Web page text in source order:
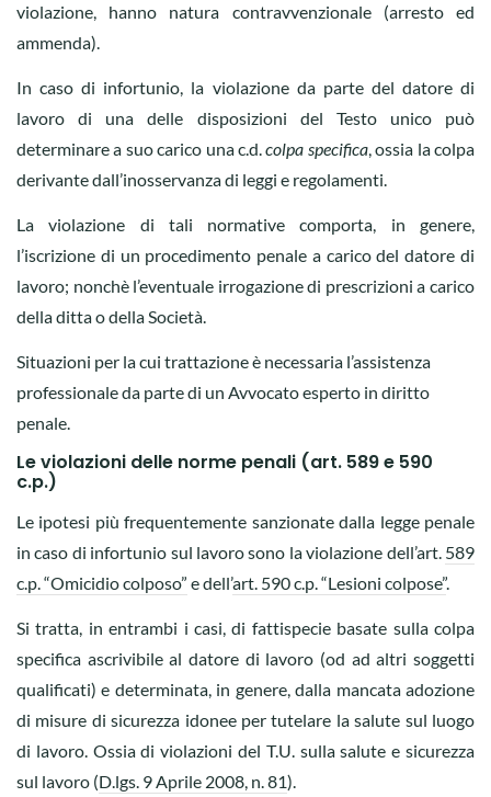
violazione, hanno natura contravvenzionale (arresto ed
ammenda).
In caso di infortunio, la violazione da parte del datore di
lavoro di una delle disposizioni del Testo unico può
determinare a suo carico una c.d.colpa specifica, ossia la colpa
derivante dall’inosservanza di leggi e regolamenti.
La violazione di tali normative comporta, in genere,
l’iscrizione di un procedimento penale a carico del datore di
lavoro; nonchè l’eventuale irrogazione di prescrizioni a carico
della ditta o della Società.
Situazioni per la cui trattazione è necessaria l’assistenza
professionale da parte di un Avvocato esperto in diritto
penale.
Le violazioni delle norme penali (art. 589 e 590
c.p.)
Le ipotesi più frequentemente sanzionate dalla legge penale
in caso di infortunio sul lavoro sono la violazione dell’art. 589
c.p. “Omicidio colposo” e dell’art. 590 c.p. “Lesioni colpose”.
Si tratta, in entrambi i casi, di fattispecie basate sulla colpa
specifica ascrivibile al datore di lavoro (od ad altri soggetti
qualificati) e determinata, in genere, dalla mancata adozione
di misure di sicurezza idonee per tutelare la salute sul luogo
di lavoro. Ossia di violazioni del T.U. sulla salute e sicurezza
sul lavoro (D.lgs. 9 Aprile 2008, n. 81).